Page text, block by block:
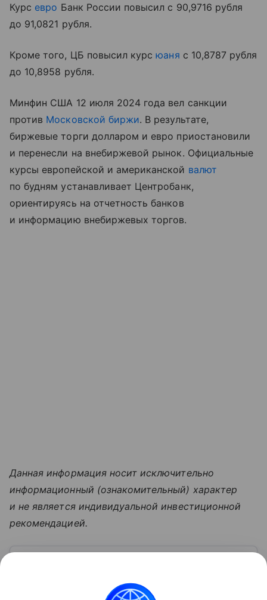
Курс евро Банк России повысил с 90,9716 рубля
до 91,0821 рубля.
Кроме того, ЦБ повысил курсюаня с 10,8787 рубля
до 10,8958 рубля.
Минфин США 12 июля 2024 года вел санкции
против Московской биржи. В результате,
биржевые торги долларом и евро приостановили
и перенесли на внебиржевой рынок. Официальные
курсы европейской и американской валют
по будням устанавливает Центробанк,
ориентируясь на отчетность банков
и информацию внебиржевых торгов.
Данная информация носит исключительно
информационный (ознакомительный) характер
и не является индивидуальной инвестиционной
рекомендацией.